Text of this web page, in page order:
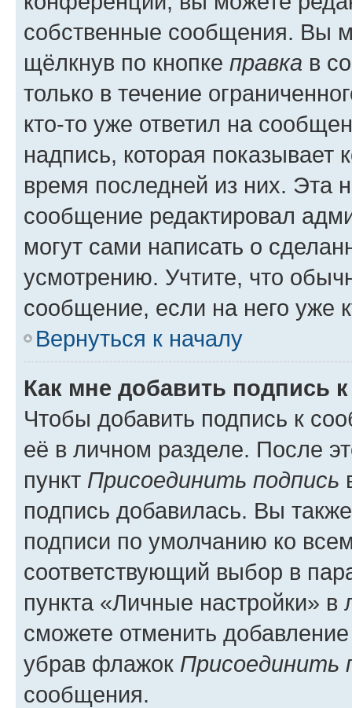
собственные сообщения. Вы
щёлкнув по кнопке правка в
только в течение
кто-то уже ответил на
надпись, которая показывает
время последней из них. Эта
сообщение редактировал
могут сами написать о
усмотрению. Учтите, что
сообщение, если на него уже
Вернуться к началу
Как мне добавить подпись
Чтобы добавить подпись к
её в личном разделе. После
пункт Присоединить подпись
подпись добавилась. Вы
подписи по умолчанию ко
соответствующий выбор в
пункта «Личные настройки»
сможете отменить
убрав флажок Присоединить
сообщения.